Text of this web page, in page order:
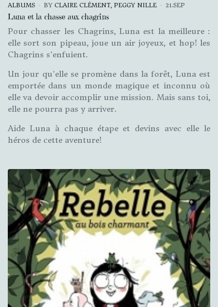
ALBUMS BY CLAIRE CLÉMENT, PEGGY NILLE 21.SEP
Luna et la chasse aux chagrins
Pour chasser les Chagrins, Luna est la meilleure :
elle sort son pipeau, joue un air joyeux, et hop! les
Chagrins s'enfuient.
Un jour qu'elle se promène dans la forêt, Luna est
emportée dans un monde magique et inconnu où
elle va devoir accomplir une mission. Mais sans toi,
elle ne pourra pas y arriver.
Aide Luna à chaque étape et devins avec elle le
héros de cette aventure!